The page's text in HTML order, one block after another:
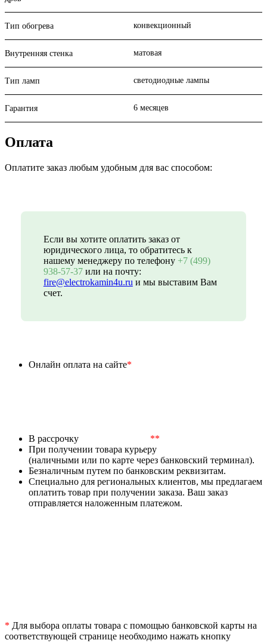
Тип обогрева конвекционный
Внутренняя стенка матовая
Тип ламп светодиодные лампы
Гарантия 6 месяцев
Оплата
Оплатите заказ любым удобным для вас способом:
Если вы хотите оплатить заказ от
юридического лица, то обратитесь к
нашему менеджеру по телефону +7 (499)
938-57-37или на почту:
fire@electrokamin4u.ru и мы выставим Вам
счет.
Онлайн оплата на сайте*
В рассрочку
**
При получении товара курьеру
(наличными или по карте через банковский терминал).
Безналичным путем по банковским реквизитам.
Специально для региональных клиентов, мы предлагаем
оплатить товар при получении заказа. Ваш заказ
отправляется наложенным платежом.
* Для выбора оплаты товара с помощью банковской карты на
соответствующей странице необходимо нажать кнопку